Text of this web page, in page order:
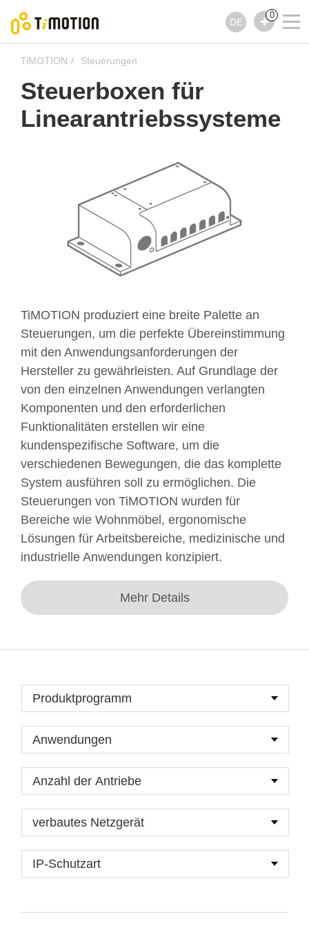
DE
0
TiMOTION Steuerungen
Steuerboxen für
Linearantriebssysteme
TiMOTION produziert eine breite Palette an
Steuerungen, um die perfekte Übereinstimmung
mit den Anwendungsanforderungen der
Hersteller zu gewährleisten. Auf Grundlage der
von den einzelnen Anwendungen verlangten
Komponenten und den erforderlichen
Funktionalitäten erstellen wir eine
kundenspezifische Software, um die
verschiedenen Bewegungen, die das komplette
System ausführen soll zu ermöglichen. Die
Steuerungen von TiMOTION wurden für
Bereiche wie Wohnmöbel, ergonomische
Lösungen für Arbeitsbereiche, medizinische und
industrielle Anwendungen konzipiert.
Mehr Details